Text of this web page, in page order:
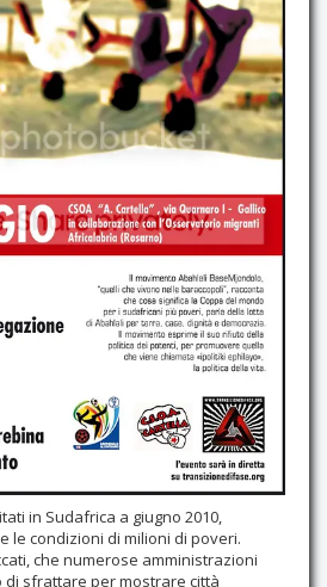
in Sudafrica a giugno 2010,
le condizioni di milioni di poveri.
che numerose amministrazioni
di sfrattare per mostrare città